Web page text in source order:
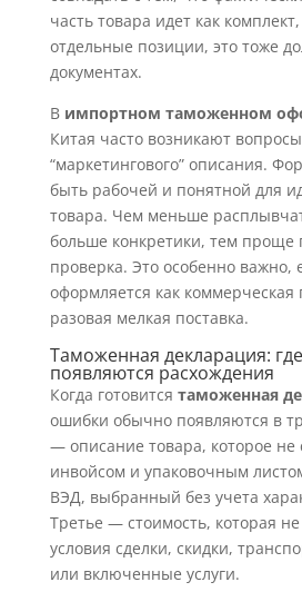
часть товара идет как
отдельные позиции, это тоже
документах.
В импортном таможенном
Китая часто возникают
“маркетингового” описания.
быть рабочей и понятной для
товара. Чем меньше
больше конкретики, тем проще
проверка. Это особенно важно,
оформляется как коммерческая
разовая мелкая поставка.
Таможенная декларация:
появляются расхождения
Когда готовится таможенная
ошибки обычно появляются в
— описание товара, которое не
инвойсом и упаковочным
ВЭД, выбранный без учета
Третье — стоимость, которая
условия сделки, скидки,
или включенные услуги.